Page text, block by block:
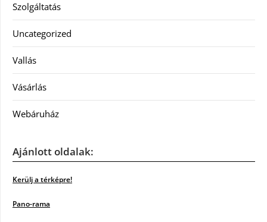
Szolgáltatás
Uncategorized
Vallás
Vásárlás
Webáruház
Ajánlott oldalak:
Kerülj a térképre!
Pano-rama